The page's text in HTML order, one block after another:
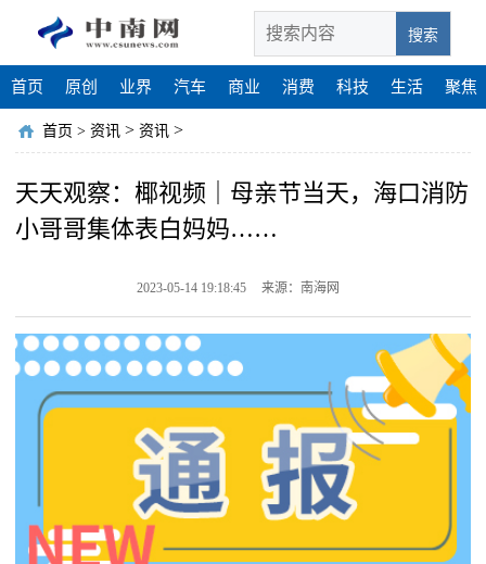
搜索
首页 原创 业界 汽车 商业 消费 科技 生活 聚焦
首页 > 资讯 > 资讯 >
天天观察：椰视频｜母亲节当天，海口消防
小哥哥集体表白妈妈……
2023-05-14 19:18:45 来源：南海网